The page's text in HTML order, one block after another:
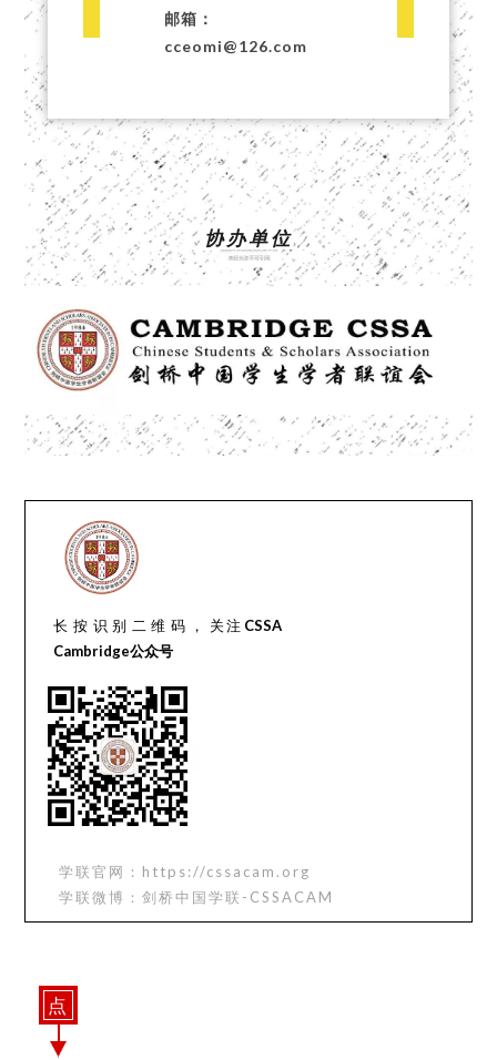
邮箱：
cceomi@126.com
协办单位
长按识别二维码， 关注 CSSA
Cambridge公众号
学联官网：https://cssacam.org
学联微博：剑桥中国学联-CSSACAM
点